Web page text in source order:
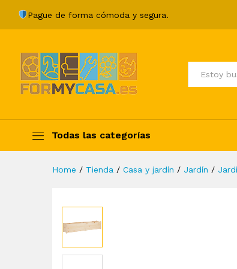
Pague de forma cómoda y segura.
Todos
Todas las categorías
Home / Tienda / Casa y jardín / Jardín /
Description Specification